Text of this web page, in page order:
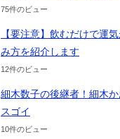
75件のビュー
【要注意】飲むだけで運
み方を紹介します
12件のビュー
細木数子の後継者！細木
スゴイ
10件のビュー